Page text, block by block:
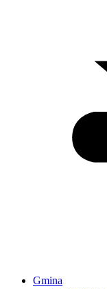
Gmina